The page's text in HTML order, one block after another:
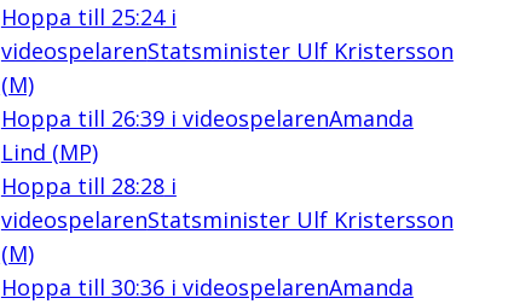
Hoppa till 25:24i
videospelarenStatsminister Ulf Kristersson
(M)
Hoppa till 26:39i videospelarenAmanda
Lind (MP)
Hoppa till 28:28i
videospelarenStatsminister Ulf Kristersson
(M)
Hoppa till 30:36i videospelarenAmanda